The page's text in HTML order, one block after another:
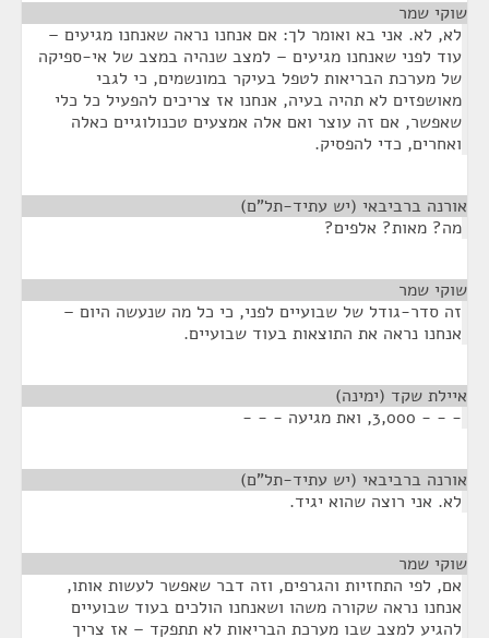
שוקי שמר
לא, לא. אני בא ואומר לך: אם אנחנו נראה שאנחנו מגיעים –
עוד לפני שאנחנו מגיעים – למצב שנהיה במצב של אי-ספיקה
של מערכת הבריאות לטפל בעיקר במונשמים, כי לגבי
מאושפזים לא תהיה בעיה, אנחנו אז צריכים להפעיל כל כלי
שאפשר, אם זה עוצר ואם אלה אמצעים טכנולוגיים כאלה
ואחרים, כדי להפסיק.
אורנה ברביבאי (יש עתיד-תל"ם)
מה? מאות? אלפים?
שוקי שמר
זה סדר-גודל של שבועיים לפני, כי כל מה שנעשה היום –
אנחנו נראה את התוצאות בעוד שבועיים.
איילת שקד (ימינה)
- - - 3,000, ואת מגיעה - - -
אורנה ברביבאי (יש עתיד-תל"ם)
לא. אני רוצה שהוא יגיד.
שוקי שמר
אם, לפי התחזיות והגרפים, וזה דבר שאפשר לעשות אותו,
אנחנו נראה שקורה משהו ושאנחנו הולכים בעוד שבועיים
להגיע למצב שבו מערכת הבריאות לא תתפקד – אז צריך